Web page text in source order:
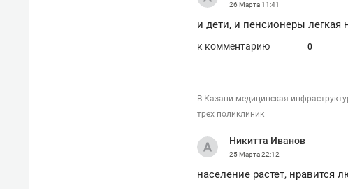
26 Марта11:41
и дети, и пенсионеры легкая
к комментарию 0
В Казани медицинская
трех поликлиник
Никитта Иванов
25 Марта22:12
население растет, нравится